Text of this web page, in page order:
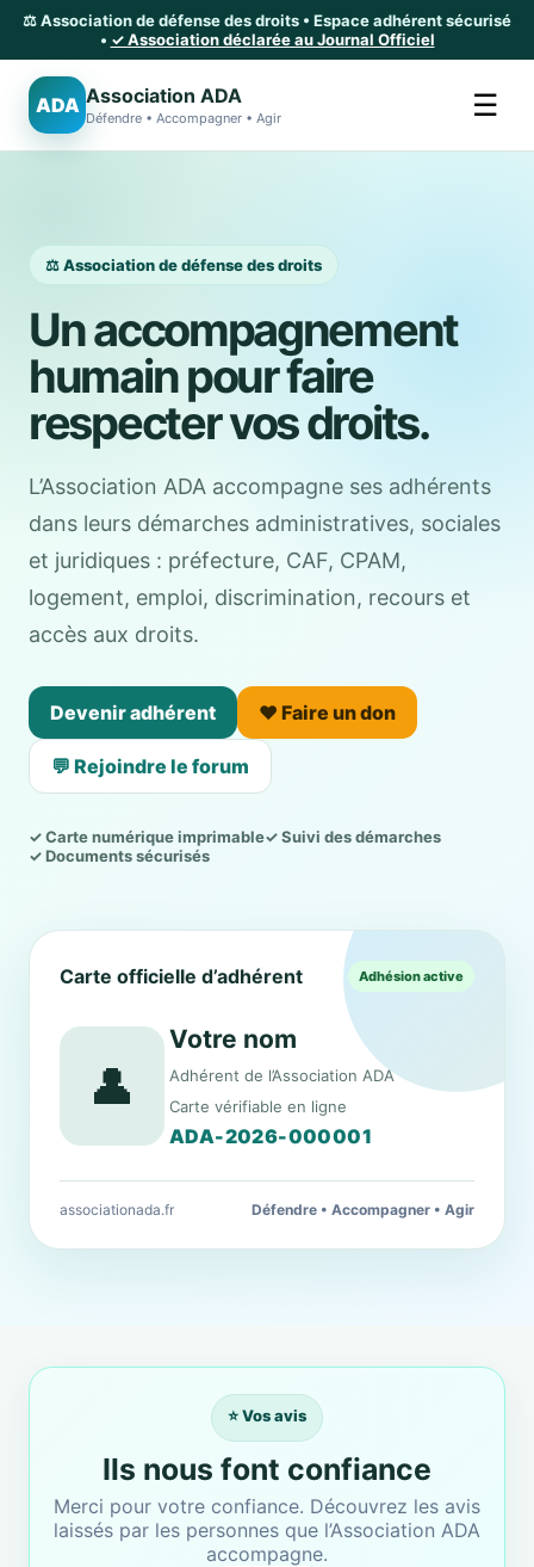
⚖️ Association de défense des droits • Espace adhérent sécurisé
• ✓ Association déclarée au Journal Officiel
ADA Association ADA
Défendre • Accompagner • Agir ☰
⚖️ Association de défense des droits
Un accompagnement
humain pour faire
respecter vos droits.
L’Association ADA accompagne ses adhérents
dans leurs démarches administratives, sociales
et juridiques : préfecture, CAF, CPAM,
logement, emploi, discrimination, recours et
accès aux droits.
Devenir adhérent ❤️ Faire un don
💬 Rejoindre le forum
✓ Carte numérique imprimable✓ Suivi des démarches
✓ Documents sécurisés
Carte officielle d’adhérent Adhésion active
👤
Votre nom
Adhérent de l’Association ADA
Carte vérifiable en ligne
ADA-2026-000001
associationada.fr Défendre • Accompagner • Agir
⭐ Vos avis
Ils nous font confiance
Merci pour votre confiance. Découvrez les avis
laissés par les personnes que l’Association ADA
accompagne.